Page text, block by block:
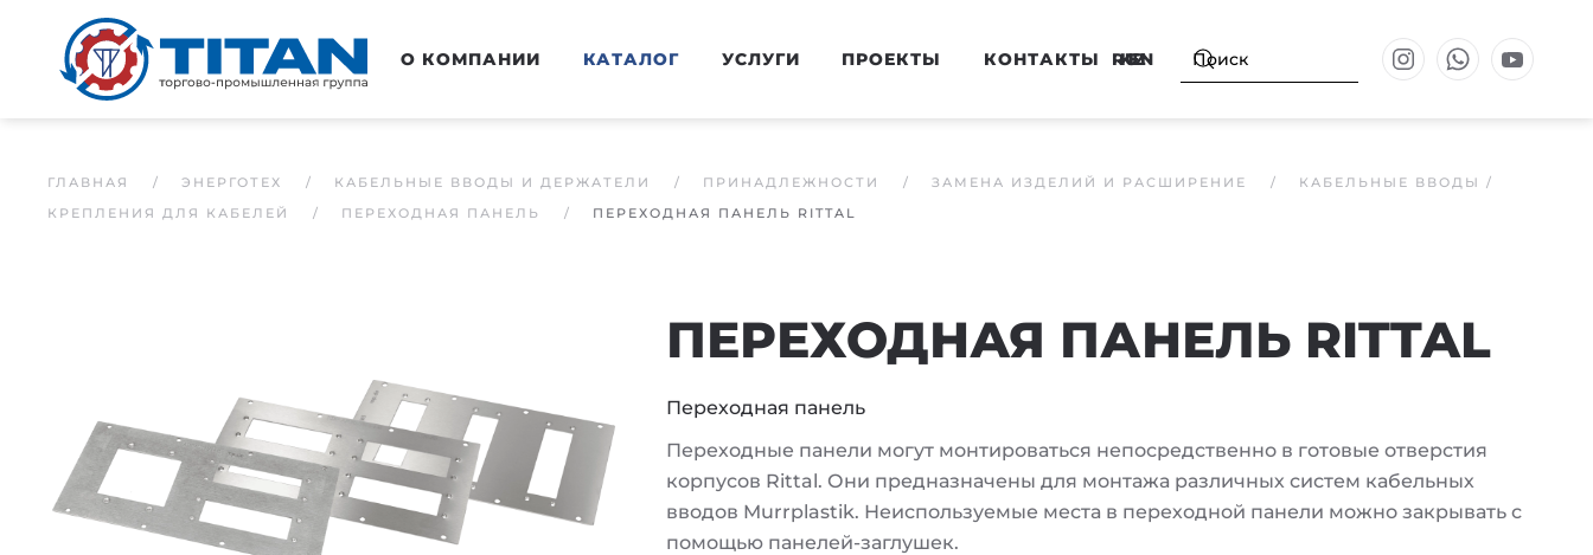
Перейти к основному содержанию О КОМПАНИИ КАТАЛОГ УСЛУГИ ПРОЕКТЫ КОНТАКТЫ RU
KZ
EN
ГЛАВНАЯ ЭНЕРГОТЕХ КАБЕЛЬНЫЕ ВВОДЫ И ДЕРЖАТЕЛИ ПРИНАДЛЕЖНОСТИ ЗАМЕНА ИЗДЕЛИЙ И РАСШИРЕНИЕ
КАБЕЛЬНЫЕ ВВОДЫ /
КРЕПЛЕНИЯ ДЛЯ КАБЕЛЕЙ
ПЕРЕХОДНАЯ ПАНЕЛЬ ПЕРЕХОДНАЯ ПАНЕЛЬ RITTAL
ПЕРЕХОДНАЯ ПАНЕЛЬ RITTAL
Переходная панель
Переходные панели могут монтироваться непосредственно в готовые отверстия
корпусов Rittal. Они предназначены для монтажа различных систем кабельных
вводов Murrplastik. Неиспользуемые места в переходной панели можно закрывать с
помощью панелей-заглушек.